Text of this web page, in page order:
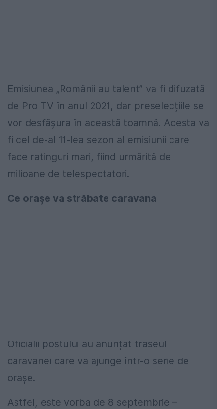
Emisiunea „Românii au talent” va fi difuzată
de Pro TV în anul 2021, dar preselecțiile se
vor desfășura în această toamnă. Acesta va
fi cel de-al 11-lea sezon al emisiunii care
face ratinguri mari, fiind urmărită de
milioane de telespectatori.
Ce orașe va străbate caravana
Oficialii postului au anunțat traseul
caravanei care va ajunge într-o serie de
orașe.
Astfel, este vorba de 8 septembrie –